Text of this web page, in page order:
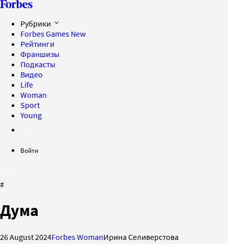
Рубрики
Forbes Games New
Рейтинги
Франшизы
Подкасты
Видео
Life
Woman
Sport
Young
Войти
#
Дума
26 August 2024Forbes WomanИрина Селиверстова